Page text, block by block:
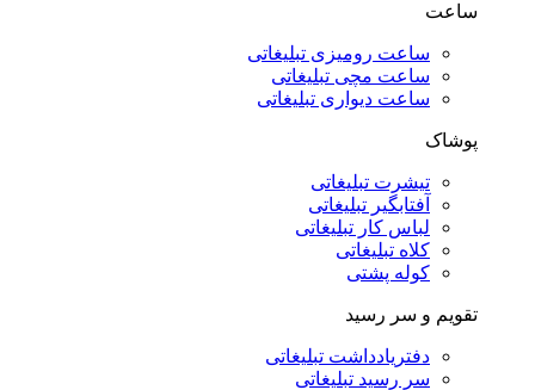
ساعت
ساعت رومیزی تبلیغاتی
ساعت مچی تبلیغاتی
ساعت دیواری تبلیغاتی
پوشاک
تیشرت تبلیغاتی
آفتابگیر تبلیغاتی
لباس کار تبلیغاتی
کلاه تبلیغاتی
کوله پشتی
تقویم و سر رسید
دفتریادداشت تبلیغاتی
سر رسید تبلیغاتی